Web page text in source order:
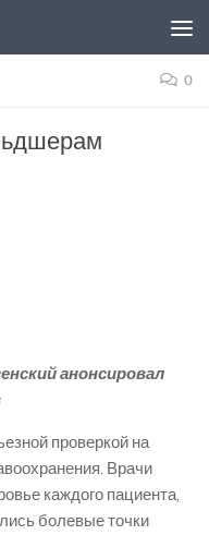
0
анонсировал
проверкой на
Врачи
каждого пациента,
болевые точки